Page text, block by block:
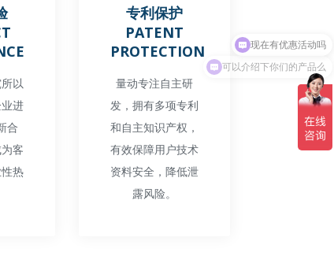
以
进
合
客
热
专利保护
PATENT
PROTECTION
量动专注自主研
发，拥有多项专利
和自主知识产权，
有效保障用户技术
资料安全，降低泄
露风险。